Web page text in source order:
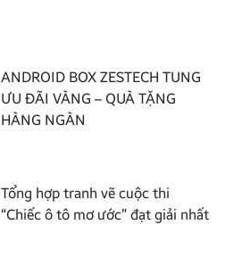
ANDROID BOX ZESTECH TUNG
ƯU ĐÃI VÀNG – QUÀ TẶNG
HÀNG NGÀN
Tổng hợp tranh vẽ cuộc thi
“Chiếc ô tô mơ ước” đạt giải nhất